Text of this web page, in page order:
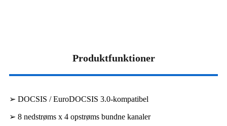
Produktfunktioner
➢ DOCSIS / EuroDOCSIS 3.0-kompatibel
➢ 8 nedstrøms x 4 opstrøms bundne kanaler